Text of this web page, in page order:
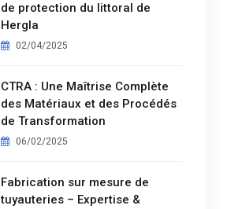
de protection du littoral de
Hergla
02/04/2025
CTRA : Une Maîtrise Complète
des Matériaux et des Procédés
de Transformation
06/02/2025
Fabrication sur mesure de
tuyauteries – Expertise &